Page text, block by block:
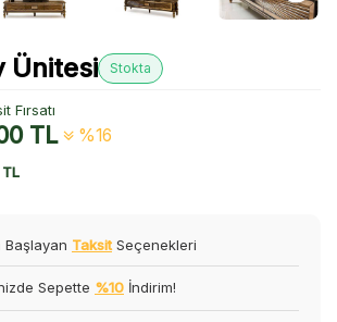
Ünitesi Stokta
Fırsatı
TL %16
Başlayan Taksit Seçenekleri
Sepette %10 İndirim!